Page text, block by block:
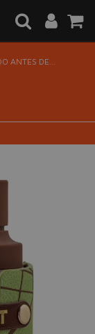
ANTES DE...